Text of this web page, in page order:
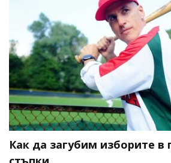
Как да загубим изборите в